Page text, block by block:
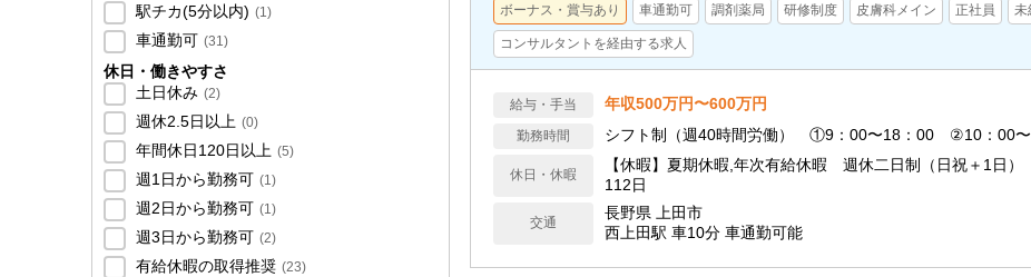
駅チカ(5分以内) (1)
車通勤可 (31)
休日・働きやすさ
土日休み (2)
週休2.5日以上 (0)
年間休日120日以上 (5)
週1日から勤務可 (1)
週2日から勤務可 (1)
週3日から勤務可 (2)
有給休暇の取得推奨 (23)
ボーナス・賞与あり 車通勤可 調剤薬局 研修制度 皮膚科メイン 正社員 未
コンサルタントを経由する求人
給与・手当 年収500万円〜600万円
勤務時間 シフト制（週40時間労働） ①9：00〜18：00 ②10：00〜
休日・休暇
【休暇】夏期休暇,年次有給休暇 週休二日制（日祝＋1日）
112日
交通
長野県 上田市
西上田駅 車10分 車通勤可能